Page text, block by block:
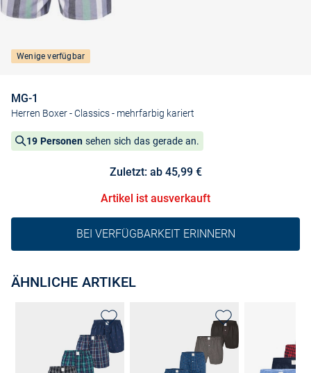
Wenige verfügbar
MG-1
Herren Boxer - Classics- mehrfarbig kariert
19 Personen sehen sich das gerade an.
Zuletzt: ab 45,99 €
Artikel ist ausverkauft
BEI VERFÜGBARKEIT ERINNERN
ÄHNLICHE ARTIKEL